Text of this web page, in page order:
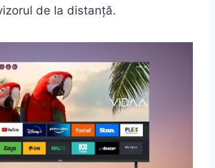
de la distanță.